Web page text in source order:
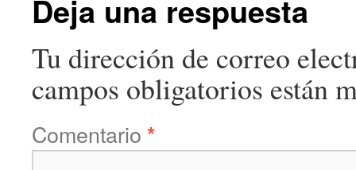
Deja una respuesta
Tu dirección de correo
campos obligatorios están
Comentario *